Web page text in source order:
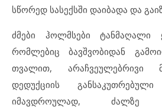
სწორედ სასექსში დაიბადა და
ძმები ჰოლმსები ტანმაღალი
რომლებიც ბავშვობიდან
თვალით, არაჩვეულებრივი
დედუქციის
იმავდროულად, ძალზე